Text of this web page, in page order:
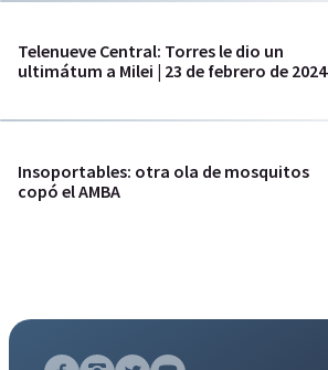
Telenueve Central: Torres le dio un
ultimátum a Milei | 23 de febrero de 2024
Insoportables: otra ola de mosquitos
copó el AMBA